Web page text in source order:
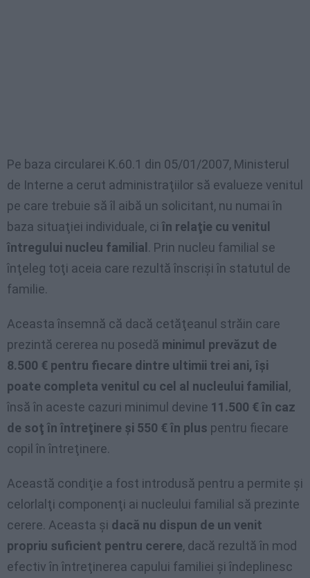
Pe baza circularei K.60.1 din 05/01/2007, Ministerul
de Interne a cerut administraţiilor să evalueze venitul
pe care trebuie să îl aibă un solicitant, nu numai în
baza situaţiei individuale, ci în relaţie cu venitul
întregului nucleu familial . Prin nucleu familial se
înţeleg toţi aceia care rezultă înscrişi în statutul de
familie.
Aceasta însemnă că dacă cetăţeanul străin care
prezintă cererea nu posedă minimul prevăzut de
8.500 € pentru fiecare dintre ultimii trei ani, îşi
poate completa venitul cu cel al nucleului familial ,
însă în aceste cazuri minimul devine 11.500 € în caz
de soţ în întreţinere şi 550 € în plus pentru fiecare
copil în întreţinere.
Această condiţie a fost introdusă pentru a permite şi
celorlalţi componenţi ai nucleului familial să prezinte
cerere. Aceasta şi dacă nu dispun de un venit
propriu suficient pentru cerere, dacă rezultă în mod
efectiv în întreţinerea capului familiei şi îndeplinesc